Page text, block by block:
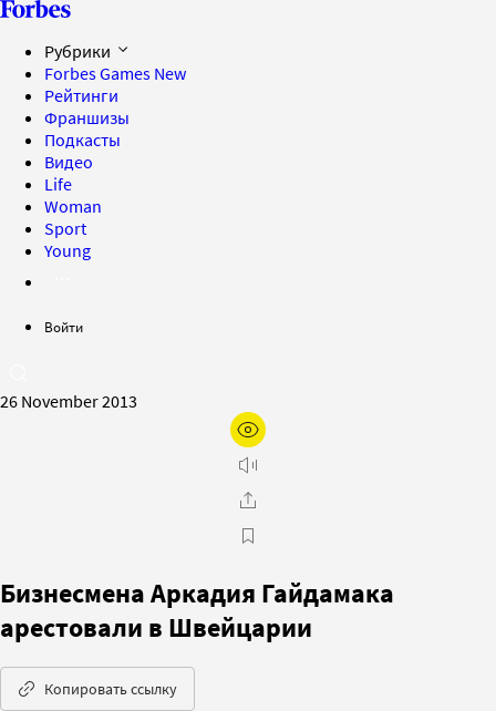
Рубрики
Forbes Games New
Рейтинги
Франшизы
Подкасты
Видео
Life
Woman
Sport
Young
Войти
26 November 2013
Бизнесмена Аркадия Гайдамака
арестовали в Швейцарии
Копировать ссылку